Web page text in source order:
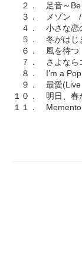
２． 足音～
３． メゾン
４． 小さな
５． 冬がはじ
６． 風を待
７． さよなら
８． I’m a
９． 最愛
１０． 明日、
１１．